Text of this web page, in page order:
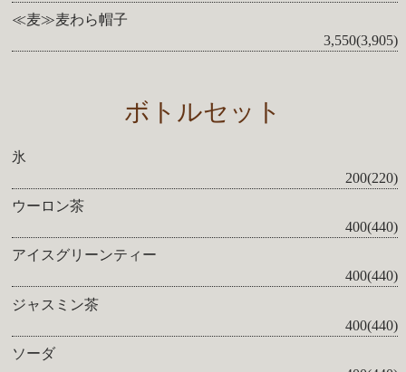
≪麦≫麦わら帽子
3,550(3,905)
ボトルセット
氷
200(220)
ウーロン茶
400(440)
アイスグリーンティー
400(440)
ジャスミン茶
400(440)
ソーダ